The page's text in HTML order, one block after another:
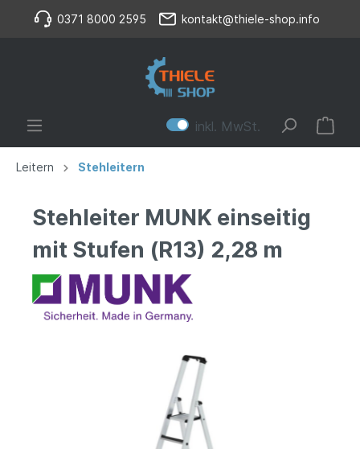
0371 8000 2595 kontakt@thiele-shop.info
inkl. MwSt.
Leitern Stehleitern
Stehleiter MUNK einseitig
mit Stufen (R13) 2,28 m